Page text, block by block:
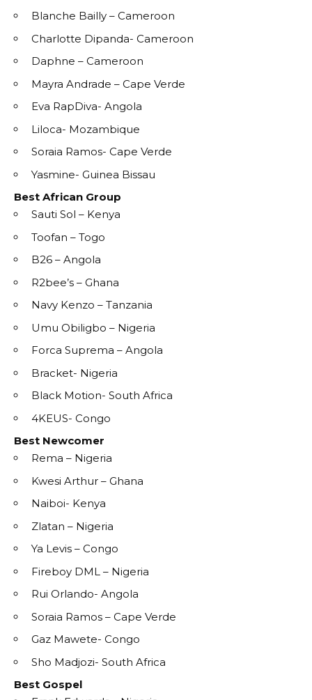
Blanche Bailly – Cameroon
Charlotte Dipanda- Cameroon
Daphne – Cameroon
Mayra Andrade – Cape Verde
Eva RapDiva- Angola
Liloca- Mozambique
Soraia Ramos- Cape Verde
Yasmine- Guinea Bissau
Best African Group
Sauti Sol – Kenya
Toofan – Togo
B26 – Angola
R2bee’s – Ghana
Navy Kenzo – Tanzania
Umu Obiligbo – Nigeria
Forca Suprema – Angola
Bracket- Nigeria
Black Motion- South Africa
4KEUS- Congo
Best Newcomer
Rema – Nigeria
Kwesi Arthur – Ghana
Naiboi- Kenya
Zlatan – Nigeria
Ya Levis – Congo
Fireboy DML – Nigeria
Rui Orlando- Angola
Soraia Ramos – Cape Verde
Gaz Mawete- Congo
Sho Madjozi- South Africa
Best Gospel